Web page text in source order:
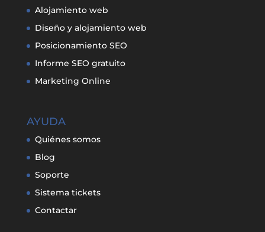
Alojamiento web
Diseño y alojamiento web
Posicionamiento SEO
Informe SEO gratuito
Marketing Online
AYUDA
Quiénes somos
Blog
Soporte
Sistema tickets
Contactar